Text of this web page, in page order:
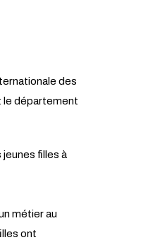
des
le département
filles à
métier au
ont